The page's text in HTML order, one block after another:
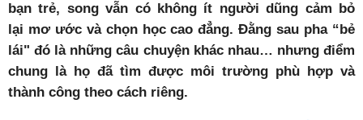
bạn trẻ, song vẫn có không ít người dũng cảm bỏ
lại mơ ước và chọn học cao đẳng. Đằng sau pha “bẻ
lái" đó là những câu chuyện khác nhau… nhưng điểm
chung là họ đã tìm được môi trường phù hợp và
thành công theo cách riêng.